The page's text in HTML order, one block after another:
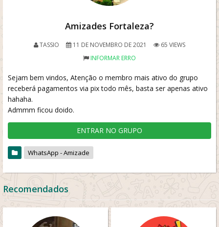
Amizades Fortaleza?
TASSIO 11 DE NOVEMBRO DE 2021
65 VIEWS
INFORMAR ERRO
Sejam bem vindos, Atenção o membro mais ativo do grupo
receberá pagamentos via pix todo mês, basta ser apenas ativo
hahaha.
Admmm ficou doido.
ENTRAR NO GRUPO
WhatsApp - Amizade
Recomendados